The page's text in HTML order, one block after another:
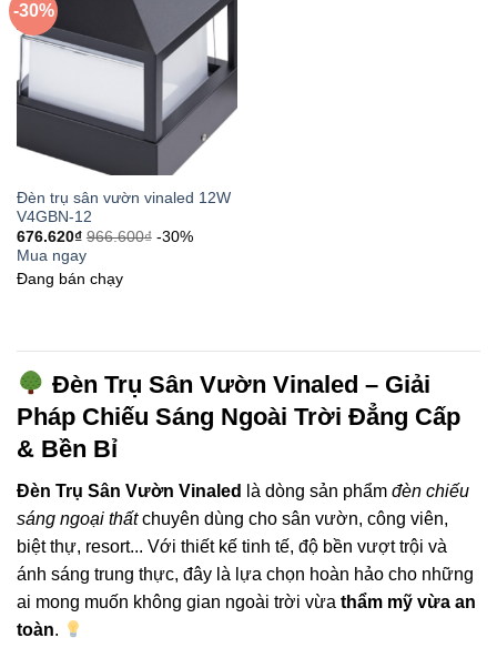
-30%
Đèn trụ sân vườn vinaled 12W
V4GBN-12
676.620₫ 966.600₫ -30%
Mua ngay
Đang bán chạy
Đèn Trụ Sân Vườn Vinaled – Giải
Pháp Chiếu Sáng Ngoài Trời Đẳng Cấp
& Bền Bỉ
Đèn Trụ Sân Vườn Vinaled là dòng sản phẩm đèn chiếu
sáng ngoại thấtchuyên dùng cho sân vườn, công viên,
biệt thự, resort... Với thiết kế tinh tế, độ bền vượt trội và
ánh sáng trung thực, đây là lựa chọn hoàn hảo cho những
ai mong muốn không gian ngoài trời vừa thẩm mỹ vừa an
toàn.